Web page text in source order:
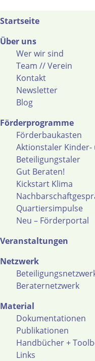
Startseite
Über uns
Wer wir sind
Team // Verein
Kontakt
Newsletter
Blog
Förderprogramme
Förderbaukasten
Aktionstaler Kinder-
Beteiligungstaler
Gut Beraten!
Kickstart Klima
Quartiersimpulse
Neu – Förderportal
Veranstaltungen
Netzwerk
Beraternetzwerk
Material
Dokumentationen
Publikationen
Handbücher +
Links